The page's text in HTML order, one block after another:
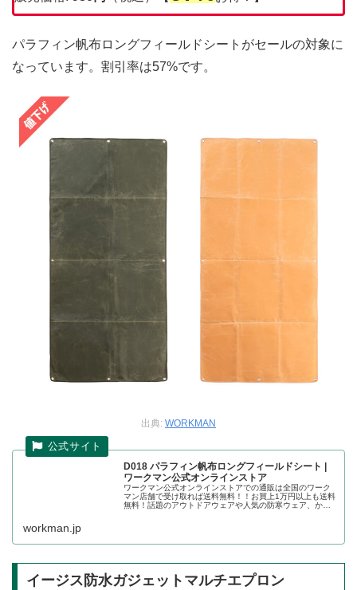
パラフィン帆布ロングフィールドシートがセールの対象に
なっています。割引率は57%です。
出典: WORKMAN
D018 パラフィン帆布ロングフィールドシート |
ワークマン公式オンラインストア
ワークマン公式オンラインストアでの通販は全国のワーク
マン店舗で受け取れば送料無料！！お買上1万円以上も送料
無料！話題のアウトドアウェアや人気の防寒ウェア、かっ
workman.jp
イージス防水ガジェットマルチエプロン